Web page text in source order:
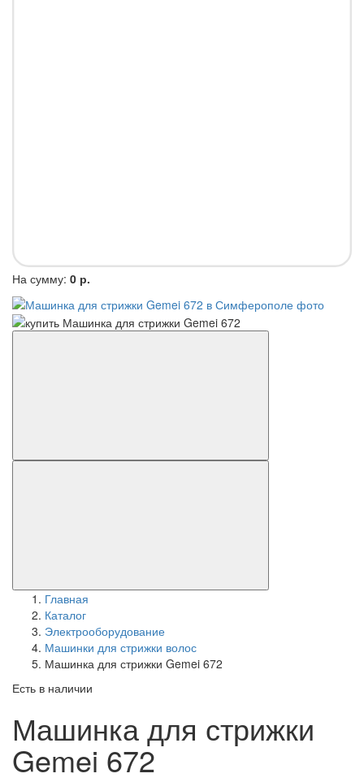
На сумму: 0 р.
Главная
Каталог
Электрооборудование
Машинки для стрижки волос
Машинка для стрижки Gemei 672
Есть в наличии
Машинка для стрижки
Gemei 672